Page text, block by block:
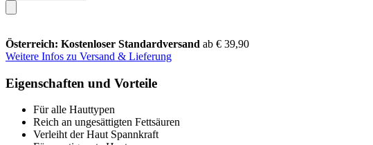
Österreich: Kostenloser Standardversand ab € 39,90
Weitere Infos zu Versand & Lieferung
Eigenschaften und Vorteile
Für alle Hauttypen
Reich an ungesättigten Fettsäuren
Verleiht der Haut Spannkraft